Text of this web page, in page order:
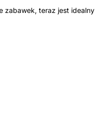
zabawek, teraz jest idealny